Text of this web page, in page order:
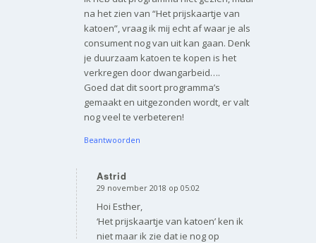
na het zien van “Het prijskaartje van
katoen”, vraag ik mij echt af waar je als
consument nog van uit kan gaan. Denk
je duurzaam katoen te kopen is het
verkregen door dwangarbeid….
Goed dat dit soort programma’s
gemaakt en uitgezonden wordt, er valt
nog veel te verbeteren!
Beantwoorden
Astrid
zegt:
29 november 2018 op 05:02
Hoi Esther,
‘Het prijskaartje van katoen’ ken ik
niet maar ik zie dat ie nog op